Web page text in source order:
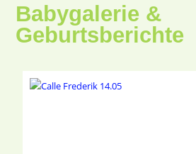
Babygalerie &
Geburtsberichte